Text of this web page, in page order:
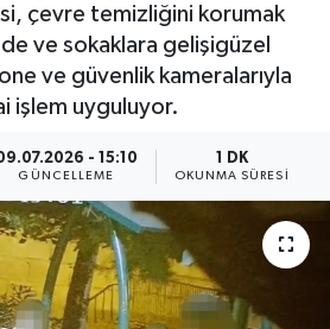
çevre temizliğini korumak
ve sokaklara gelişigüzel
ve güvenlik kameralarıyla
işlem uyguluyor.
- 15:10
GÜNCELLEME
1 DK
OKUNMA SÜRESI